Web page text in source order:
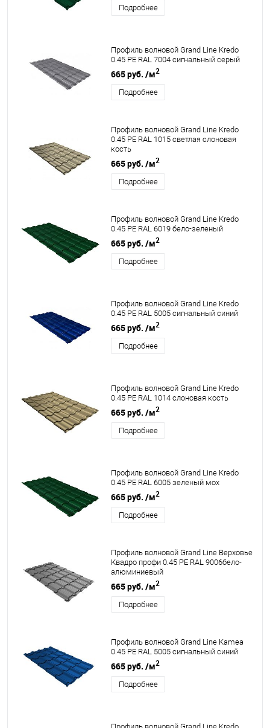
Подробнее
Профиль волновой Grand Line Kredo
0.45 PE RAL 7004 сигнальный серый
665 руб. /м2
Подробнее
Профиль волновой Grand Line Kredo
0.45 PE RAL 1015 светлая слоновая
кость
665 руб. /м2
Подробнее
Профиль волновой Grand Line Kredo
0.45 PE RAL 6019 бело-зеленый
665 руб. /м2
Подробнее
Профиль волновой Grand Line Kredo
0.45 PE RAL 5005 сигнальный синий
665 руб. /м2
Подробнее
Профиль волновой Grand Line Kredo
0.45 PE RAL 1014 слоновая кость
665 руб. /м2
Подробнее
Профиль волновой Grand Line Kredo
0.45 PE RAL 6005 зеленый мох
665 руб. /м2
Подробнее
Профиль волновой Grand Line Верховье
Квадро профи 0.45 PE RAL 9006бело-
алюминиевый
665 руб. /м2
Подробнее
Профиль волновой Grand Line Kamea
0.45 PE RAL 5005 сигнальный синий
665 руб. /м2
Подробнее